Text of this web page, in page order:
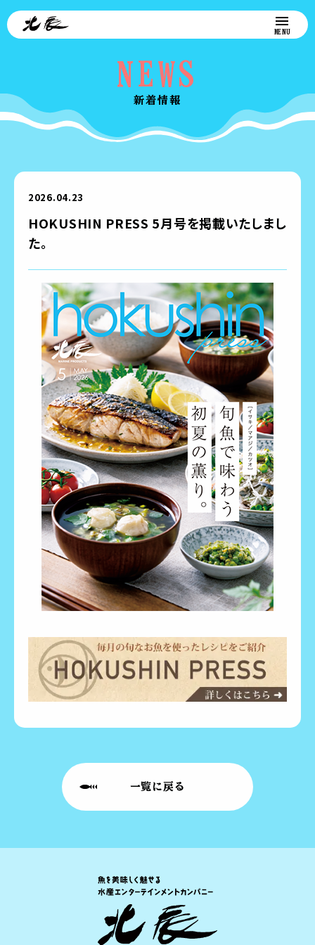
NEWS
新着情報
2026.04.23
HOKUSHIN PRESS 5月号を掲載いたしまし
た。
一覧に戻る